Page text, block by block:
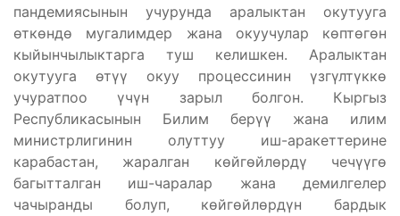
пандемиясынын учурунда аралыктан окутууга
өткөндө мугалимдер жана окуучулар көптөгөн
кыйынчылыктарга туш келишкен. Аралыктан
окутууга өтүү окуу процессинин үзгүлтүккө
учуратпоо үчүн зарыл болгон. Кыргыз
Республикасынын Билим берүү жана илим
министрлигинин олуттуу иш-аракеттерине
карабастан, жаралган көйгөйлөрдү чечүүгө
багытталган иш-чаралар жана демилгелер
чачыранды болуп, көйгөйлөрдүн бардык